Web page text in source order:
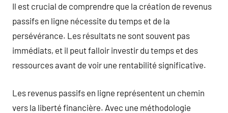
Il est crucial de comprendre que la création de revenus
passifs en ligne nécessite du temps et de la
persévérance. Les résultats ne sont souvent pas
immédiats, et il peut falloir investir du temps et des
ressources avant de voir une rentabilité significative.
Les revenus passifs en ligne représentent un chemin
vers la liberté financière. Avec une méthodologie